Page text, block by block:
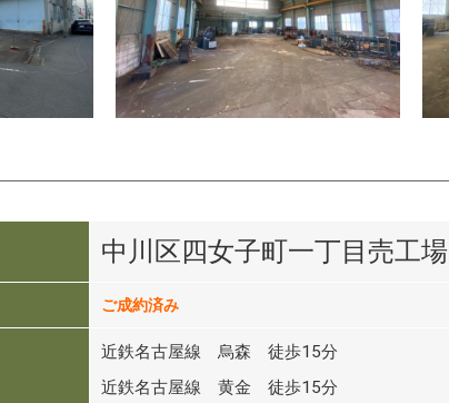
中川区四女子町一丁目売工場
ご成約済み
近鉄名古屋線 烏森 徒歩15分
近鉄名古屋線 黄金 徒歩15分